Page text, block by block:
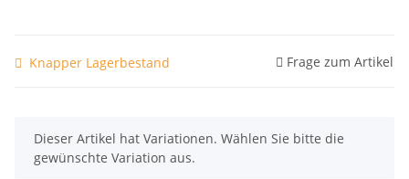
Knapper Lagerbestand Frage zum Artikel
x
Dieser Artikel hat Variationen. Wählen Sie bitte die
gewünschte Variation aus.